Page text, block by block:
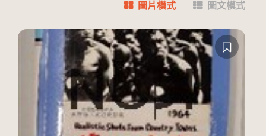
圖片模式 圖文模式